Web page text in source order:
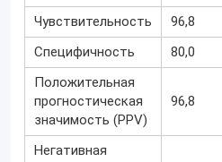
Чувствительность
96,8
Специфичность
80,0
Положительная
прогностическая
значимость (PPV)
96,8
Негативная